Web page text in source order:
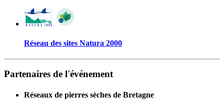
Réseau des sites Natura 2000
Partenaires de l'événement
Réseaux de pierres sèches de Bretagne